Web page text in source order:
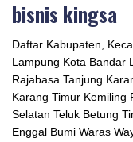
bisnis kingsa
Daftar Kabupaten,
Lampung Kota Bandar
Rajabasa Tanjung
Karang Timur Kemiling
Selatan Teluk Betung
Enggal Bumi Waras